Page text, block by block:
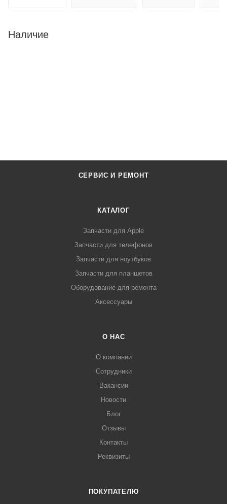
Наличие
СЕРВИС И РЕМОНТ
КАТАЛОГ
Запчасти для Apple
Запчасти для телефонов
Запчасти для ноутбуков
Запчасти для планшетов
Оборудование для ремонта
Аксессуары
О НАС
О компании
Сотрудники
Вакансии
Новости
Блог
Отзывы
Контакты
Реквизиты
ПОКУПАТЕЛЮ